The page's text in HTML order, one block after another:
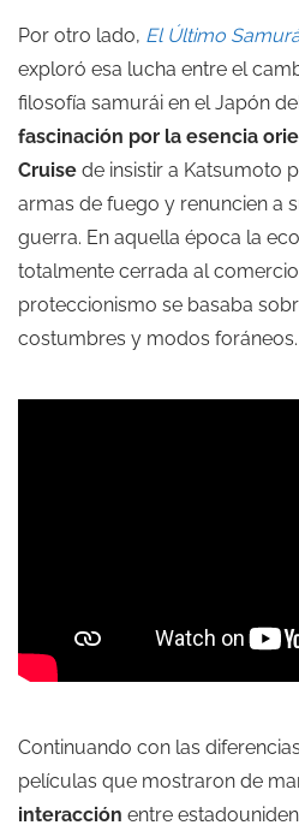
Por otro lado, El Último
exploró esa lucha entre el
filosofía samurái en el Japón
fascinación por la esencia
Cruise de insistir a Katsumoto
armas de fuego y renuncien a
guerra. En aquella época la
totalmente cerrada al
proteccionismo se basaba
costumbres y modos foráneos.
Continuando con las
películas que mostraron de
interacción entre